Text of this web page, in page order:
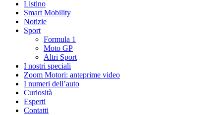
Listino
Smart Mobility
Notizie
Sport
Formula 1
Moto GP
Altri Sport
I nostri speciali
Zoom Motori: anteprime video
I numeri dell’auto
Curiosità
Esperti
Contatti